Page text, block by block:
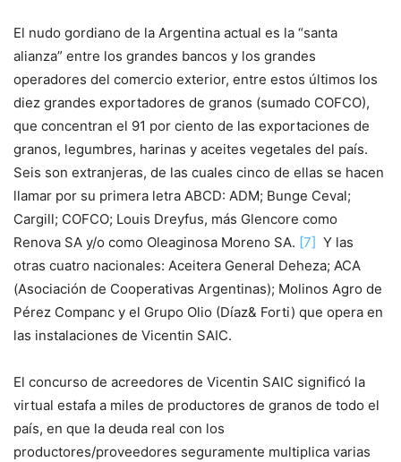
El nudo gordiano de la Argentina actual es la “santa
alianza” entre los grandes bancos y los grandes
operadores del comercio exterior, entre estos últimos los
diez grandes exportadores de granos (sumado COFCO),
que concentran el 91 por ciento de las exportaciones de
granos, legumbres, harinas y aceites vegetales del país.
Seis son extranjeras, de las cuales cinco de ellas se hacen
llamar por su primera letra ABCD: ADM; Bunge Ceval;
Cargill; COFCO; Louis Dreyfus, más Glencore como
Renova SA y/o como Oleaginosa Moreno SA. [7] Y las
otras cuatro nacionales: Aceitera General Deheza; ACA
(Asociación de Cooperativas Argentinas); Molinos Agro de
Pérez Companc y el Grupo Olio (Díaz& Forti) que opera en
las instalaciones de Vicentin SAIC.
El concurso de acreedores de Vicentin SAIC significó la
virtual estafa a miles de productores de granos de todo el
país, en que la deuda real con los
productores/proveedores seguramente multiplica varias